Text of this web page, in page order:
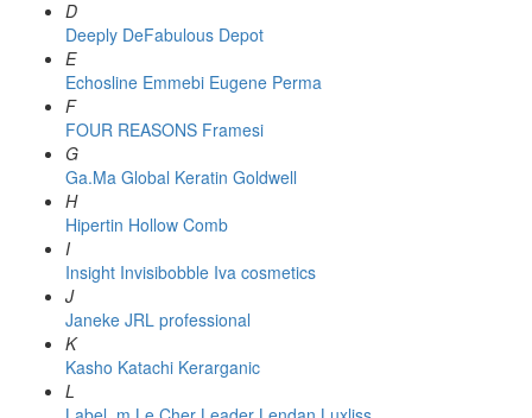
D
Deeply DeFabulous Depot
E
Echosline Emmebi Eugene Perma
F
FOUR REASONS Framesi
G
Ga.Ma Global Keratin Goldwell
H
Hipertin Hollow Comb
I
Insight Invisibobble Iva cosmetics
J
Janeke JRL professional
K
Kasho Katachi Kerarganic
L